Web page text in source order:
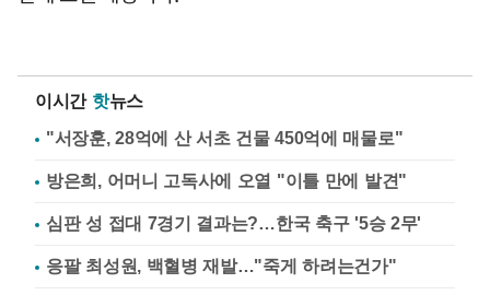
이시간 핫뉴스
"서장훈, 28억에 산 서초 건물 450억에 매물로"
방은희, 어머니 고독사에 오열 "이틀 만에 발견"
심판 성 접대 7경기 결과는?…한국 축구 '5승 2무'
응팔 최성원, 백혈병 재발…"죽게 하려는건가"